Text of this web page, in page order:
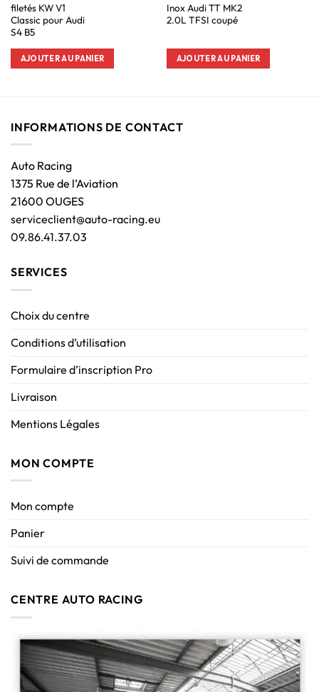
filetés KW V1
Classic pour Audi
S4 B5
AJOUTER AU PANIER
Inox Audi TT MK2
2.0L TFSI coupé
AJOUTER AU PANIER
INFORMATIONS DE CONTACT
Auto Racing
1375 Rue de l’Aviation
21600 OUGES
serviceclient@auto-racing.eu
09.86.41.37.03
SERVICES
Choix du centre
Conditions d’utilisation
Formulaire d’inscription Pro
Livraison
Mentions Légales
MON COMPTE
Mon compte
Panier
Suivi de commande
CENTRE AUTO RACING